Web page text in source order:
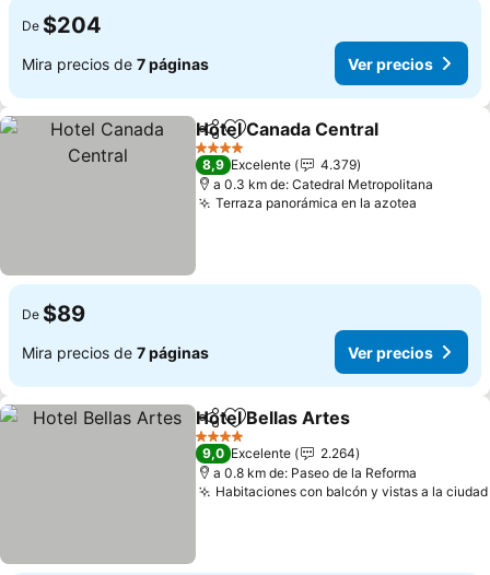
De $204
Mira precios de 7 páginas Ver precios
CompartirAgregar a favoritos
Hotel Canada Central
4 Estrellas
8,9 Excelente
4.379
a 0.3 km de: Catedral Metropolitana
Terraza panorámica en la azotea
De $89
Mira precios de 7 páginas Ver precios
CompartirAgregar a favoritos
Hotel Bellas Artes
4 Estrellas
9,0 Excelente
2.264
a 0.8 km de: Paseo de la Reforma
Habitaciones con balcón y vistas a la ciudad